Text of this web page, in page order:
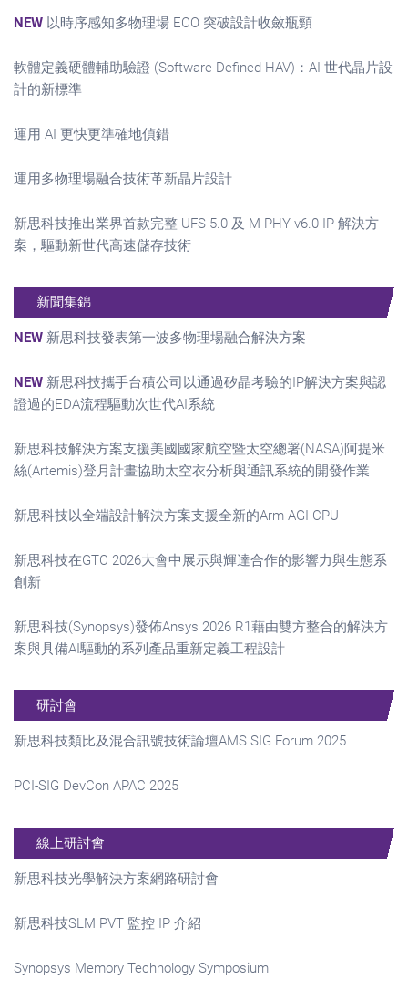
NEW 以時序感知多物理場 ECO 突破設計收斂瓶頸
軟體定義硬體輔助驗證 (Software-Defined HAV)：AI 世代晶片設
計的新標準
運用 AI 更快更準確地偵錯
運用多物理場融合技術革新晶片設計
新思科技推出業界首款完整 UFS 5.0 及 M-PHY v6.0 IP 解決方
案，驅動新世代高速儲存技術
新聞集錦
NEW 新思科技發表第一波多物理場融合解決方案
NEW 新思科技攜手台積公司以通過矽晶考驗的IP解決方案與認
證過的EDA流程驅動次世代AI系統
新思科技解決方案支援美國國家航空暨太空總署(NASA)阿提米
絲(Artemis)登月計畫協助太空衣分析與通訊系統的開發作業
新思科技以全端設計解決方案支援全新的Arm AGI CPU
新思科技在GTC 2026大會中展示與輝達合作的影響力與生態系
創新
新思科技(Synopsys)發佈Ansys 2026 R1藉由雙方整合的解決方
案與具備AI驅動的系列產品重新定義工程設計
研討會
新思科技類比及混合訊號技術論壇AMS SIG Forum 2025
PCI-SIG DevCon APAC 2025
線上研討會
新思科技光學解決方案網路研討會
新思科技SLM PVT 監控 IP 介紹
Synopsys Memory Technology Symposium